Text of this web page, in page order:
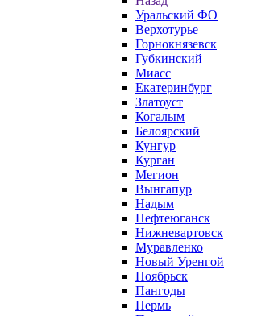
Уральский ФО
Верхотурье
Горнокнязевск
Губкинский
Миасс
Екатеринбург
Златоуст
Когалым
Белоярский
Кунгур
Курган
Мегион
Вынгапур
Надым
Нефтеюганск
Нижневартовск
Муравленко
Новый Уренгой
Ноябрьск
Пангоды
Пермь